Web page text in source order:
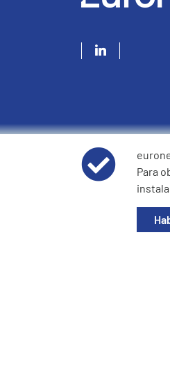
© 2026 Euronet Epay
EEM160411LV3 .
Camacho 5. Col.
Para